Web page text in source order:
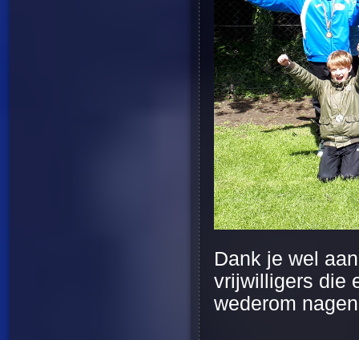
Dank je wel
vrijwilligers die
wederom